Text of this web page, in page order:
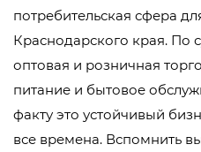
потребительская сфера
Краснодарского края. По
оптовая и розничная
питание и бытовое
факту это устойчивый
все времена. Вспомнить